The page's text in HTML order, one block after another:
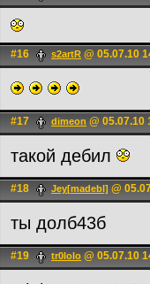
#16 s2artR @ 05.07.10
#17 dimeon @ 05.07.10
такой дебил
#18 Jey[madebl] @
ты долб43б
#19 tr0lolo @ 05.07.10